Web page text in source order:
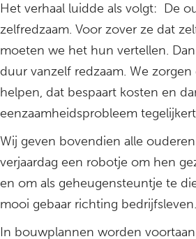
Het verhaal luidde als volgt: De
zelfredzaam. Voor zover ze dat
moeten we het hun vertellen.
duur vanzelf redzaam. We zorgen
helpen, dat bespaart kosten en
eenzaamheidsprobleem
Wij geven bovendien alle
verjaardag een robotje om hen
en om als geheugensteuntje te
mooi gebaar richting bedrijfsleven.
In bouwplannen worden